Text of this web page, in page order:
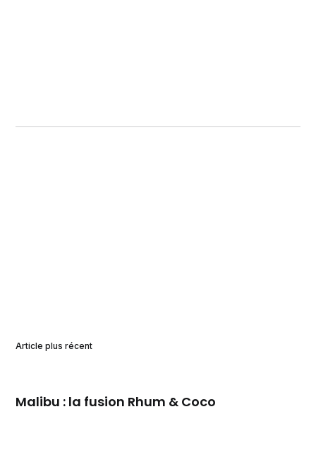
Article plus récent
Malibu : la fusion Rhum & Coco